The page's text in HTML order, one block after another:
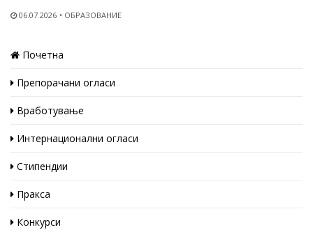
06.07.2026 ОБРАЗОВАНИЕ
Почетна
Препорачани огласи
Вработување
Интернационални огласи
Стипендии
Пракса
Конкурси